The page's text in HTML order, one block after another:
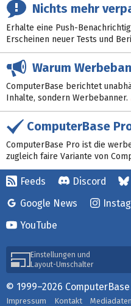
Nichts mehr
Erhalte eine Push-
Erscheinen neuer Tests und
Warum
ComputerBase berichtet
Inhalte, sondern Werbebanner.
ComputerBase
ComputerBase Pro ist die
zugleich faire Variante von
Feeds Discord
Google News
YouTube
Einstellungen und
Layout-Umschalter
© 1999–2026 ComputerBase
Impressum Kontakt Mediadaten